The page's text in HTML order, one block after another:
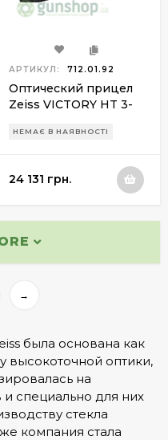
АРТИКУЛ: 712.01.92
Оптический прицел
Zeiss VICTORY HT 3-
НЕМАЄ В НАЯВНОСТІ
24 131 грн.
→
была основана как
высокоточной оптики,
на
специально для них
стекла
компания стала